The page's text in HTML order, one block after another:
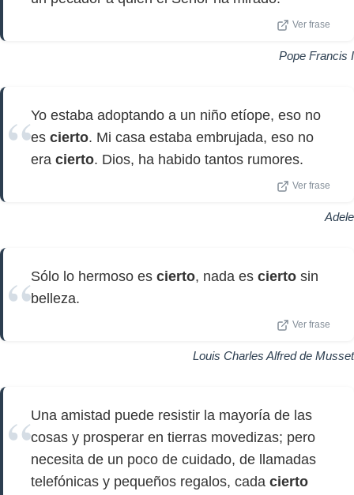
Ver frase
Pope Francis I
Yo estaba adoptando a un niño etíope, eso no
es cierto. Mi casa estaba embrujada, eso no
era cierto. Dios, ha habido tantos rumores.
Ver frase
Adele
Sólo lo hermoso es cierto, nada es cierto sin
belleza.
Ver frase
Louis Charles Alfred de Musset
Una amistad puede resistir la mayoría de las
cosas y prosperar en tierras movedizas; pero
necesita de un poco de cuidado, de llamadas
telefónicas y pequeños regalos, cada cierto